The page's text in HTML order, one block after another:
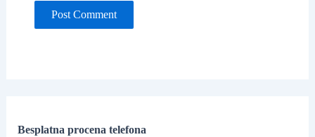
Besplatna procena telefona